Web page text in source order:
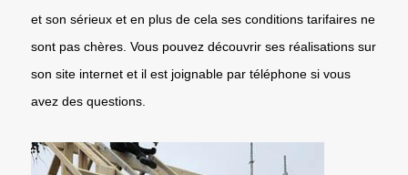
et son sérieux et en plus de cela ses conditions tarifaires ne
sont pas chères. Vous pouvez découvrir ses réalisations sur
son site internet et il est joignable par téléphone si vous
avez des questions.